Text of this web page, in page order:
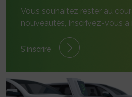
Vous souhaitez rester au
nouveautés, inscrivez-vous à
S'inscrire